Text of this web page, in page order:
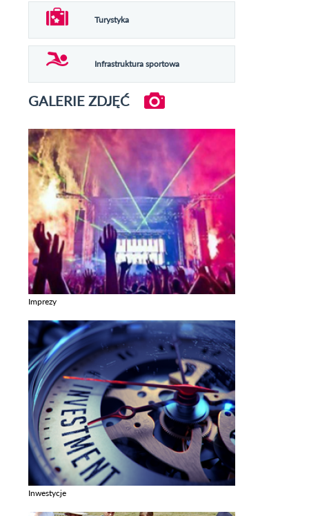
Turystyka
Infrastruktura sportowa
GALERIE ZDJĘĆ
Imprezy
Inwestycje